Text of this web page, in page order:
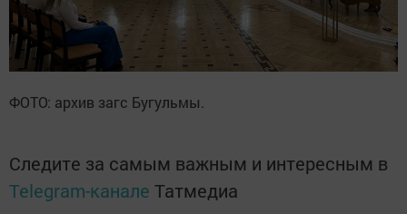
ФОТО: архив загс Бугульмы.
Следите за самым важным и интересным в
Telegram-канале Татмедиа